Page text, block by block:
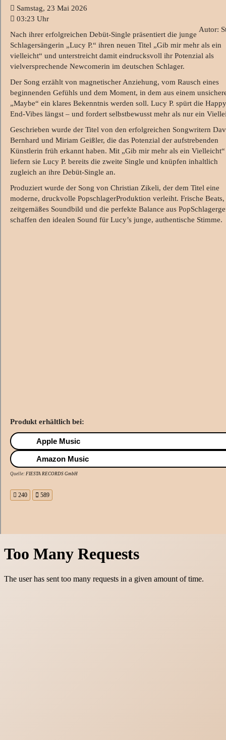
Samstag, 23 Mai 2026
03:23 Uhr
Autor:
Nach ihrer erfolgreichen Debüt-Single präsentiert die junge
Schlagersängerin „Lucy P.“ ihren neuen Titel „Gib mir mehr als ein
vielleicht“ und unterstreicht damit eindrucksvoll ihr Potenzial als
vielversprechende Newcomerin im deutschen Schlager.
Der Song erzählt von magnetischer Anziehung, vom Rausch eines
beginnenden Gefühls und dem Moment, in dem aus einem
„Maybe“ ein klares Bekenntnis werden soll. Lucy P. spürt die
End-Vibes längst – und fordert selbstbewusst mehr als nur ein
Geschrieben wurde der Titel von den erfolgreichen Songwritern
Bernhard und Miriam Geißler, die das Potenzial der aufstrebenden
Künstlerin früh erkannt haben. Mit „Gib mir mehr als ein Vielleicht“
liefern sie Lucy P. bereits die zweite Single und knüpfen inhaltlich
zugleich an ihre Debüt-Single an.
Produziert wurde der Song von Christian Zikeli, der dem Titel eine
moderne, druckvolle PopschlagerProduktion verleiht. Frische Beats,
zeitgemäßes Soundbild und die perfekte Balance aus
schaffen den idealen Sound für Lucy’s junge, authentische Stimme.
Produkt erhältlich bei:
Apple Music
Amazon Music
Quelle: FIESTA RECORDS GmbH
240 589